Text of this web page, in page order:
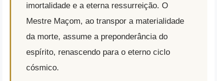
imortalidade e a eterna ressurreição. O
Mestre Maçom, ao transpor a materialidade
da morte, assume a preponderância do
espírito, renascendo para o eterno ciclo
cósmico.